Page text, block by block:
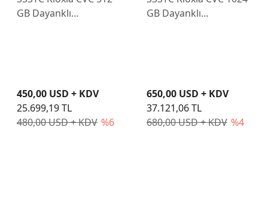
GB Dayanklı
480,00 USD + KDV %6
450,00 USD + KDV
25.699,19 TL
GB Dayanklı
680,00 USD + KDV %4
650,00 USD + KDV
37.121,06 TL